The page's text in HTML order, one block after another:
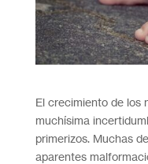
El crecimiento de los
muchísima
primerizos. Muchas
aparentes